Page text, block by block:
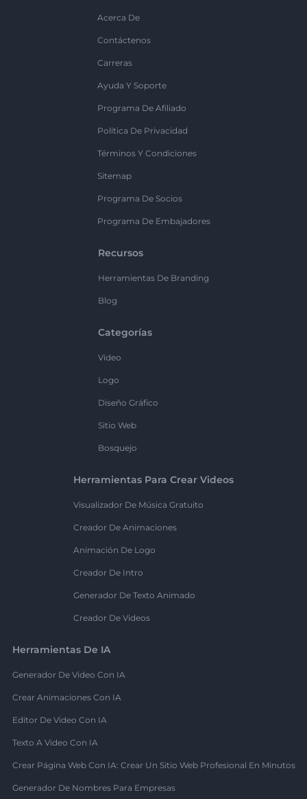
Acerca De
Contáctenos
Carreras
Ayuda Y Soporte
Programa De Afiliado
Política De Privacidad
Términos Y Condiciones
Sitemap
Programa De Socios
Programa De Embajadores
Recursos
Herramientas De Branding
Blog
Categorías
Vídeo
Logo
Diseño Gráfico
Sitio Web
Bosquejo
Herramientas Para Crear Videos
Visualizador De Música Gratuito
Creador De Animaciones
Animación De Logo
Creador De Intro
Generador De Texto Animado
Creador De Videos
Herramientas De IA
Generador De Video Con IA
Crear Animaciones Con IA
Editor De Video Con IA
Texto A Video Con IA
Crear Página Web Con IA: Crear Un Sitio Web Profesional En Minutos
Generador De Nombres Para Empresas